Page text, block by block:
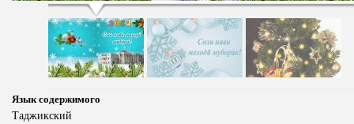
Язык содержимого
Таджикский